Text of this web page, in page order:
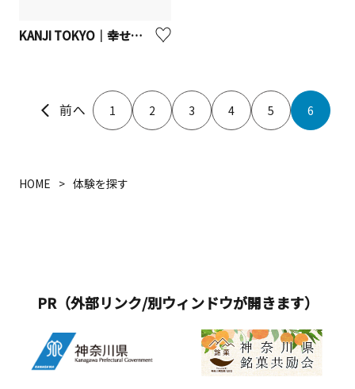
KANJI TOKYO｜幸せを呼ぶ筆跡術書道ワークショップ
1 2 3 4 5 6
HOME 体験を探す
PR（外部リンク/別ウィンドウが開きます）